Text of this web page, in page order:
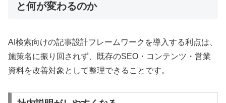
と何が変わるのか
AI検索向けの記事設計フレームワークを導入する利点は、
施策名に振り回されず、既存のSEO・コンテンツ・営業
資料を改善対象として整理できることです。